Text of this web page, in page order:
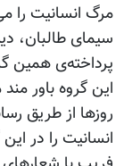
مرگ انسانیت را
سیمای طالبان،
پرداخته‌ی همین
این گروه باور
روزها از طریق
انسانیت را در